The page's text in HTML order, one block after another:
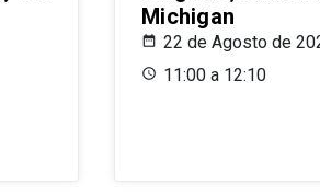
Michigan
22 de Agosto de
11:00 a 12:10